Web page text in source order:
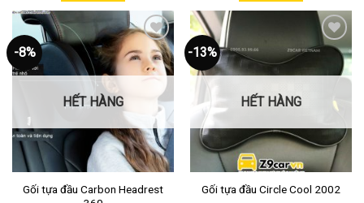
-8%
Thêm
vào
yêu
HẾT HÀNG
Gối tựa đầu Carbon Headrest
-13%
Thêm
yêu
HẾT HÀNG
Gối tựa đầu Circle Cool 2002